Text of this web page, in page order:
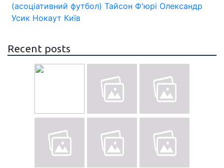
(асоціативний футбол) Тайсон Ф'юрі Олександр
Усик Нокаут Київ
Recent posts